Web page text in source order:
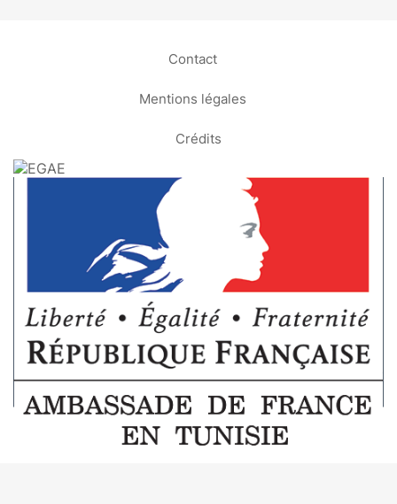
Contact
Mentions légales
Crédits